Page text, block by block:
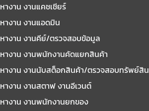
หางาน งานแคชเชียร์
หางาน งานแอดมิน
หางาน งานคีย์/ตรวจสอบข้อมูล
หางาน งานพนักงานคัดแยกสินค้า
หางาน งานนับสต็อกสินค้า/ตรวจสอบทรัพย์สิน
หางาน งานสตาฟ งานอีเวนต์
หางาน งานพนักงานยกของ